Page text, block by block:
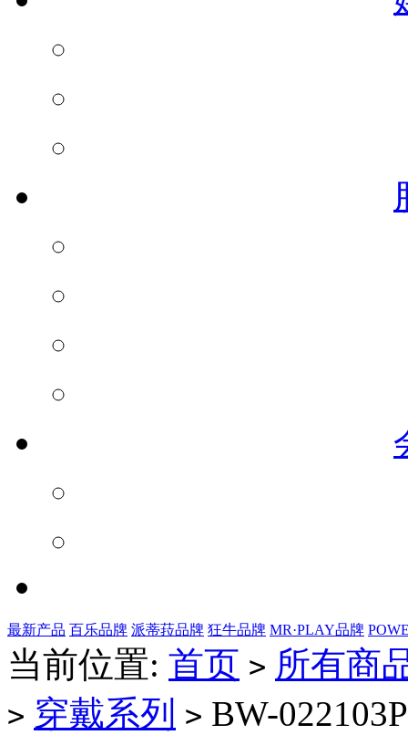
最新产品 百乐品牌 派蒂菈品牌 狂牛品牌 MR·PLAY品牌
当前位置: 首页 > 所有商
> 穿戴系列 > BW-022103P